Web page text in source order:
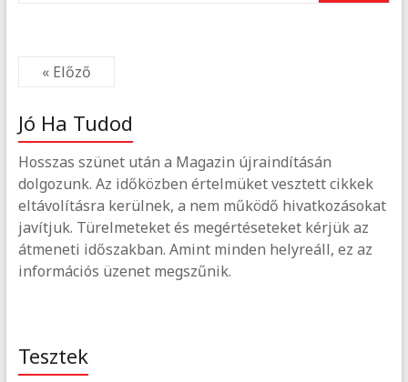
« Előző
Jó Ha Tudod
Hosszas szünet után a Magazin újraindításán
dolgozunk. Az időközben értelmüket vesztett cikkek
eltávolításra kerülnek, a nem működő hivatkozásokat
javítjuk. Türelmeteket és megértéseteket kérjük az
átmeneti időszakban. Amint minden helyreáll, ez az
információs üzenet megszűnik.
Tesztek